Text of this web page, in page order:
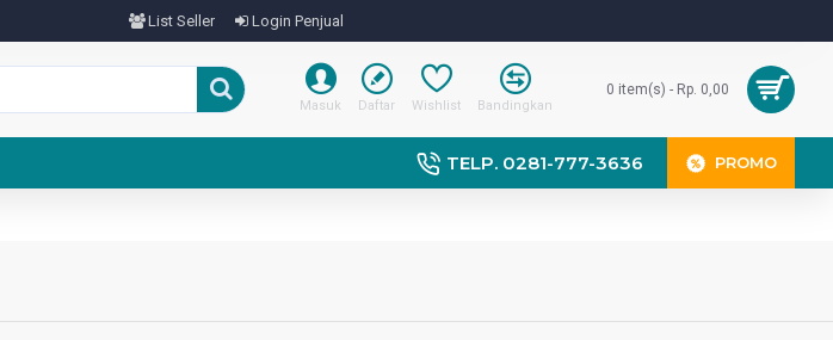
List Seller Login Penjual
Masuk Daftar Wishlist Bandingkan
0 item(s) - Rp. 0,00
TELP. 0281-777-3636 PROMO